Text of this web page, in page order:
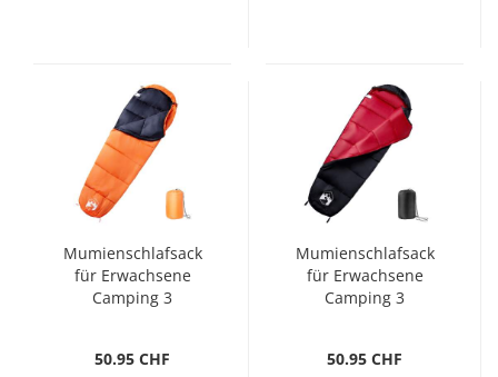
Mumienschlafsack
für Erwachsene
Camping 3
50.95 CHF
Mumienschlafsack
für Erwachsene
Camping 3
50.95 CHF